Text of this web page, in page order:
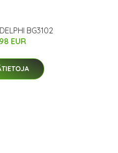
BG3102
EUR